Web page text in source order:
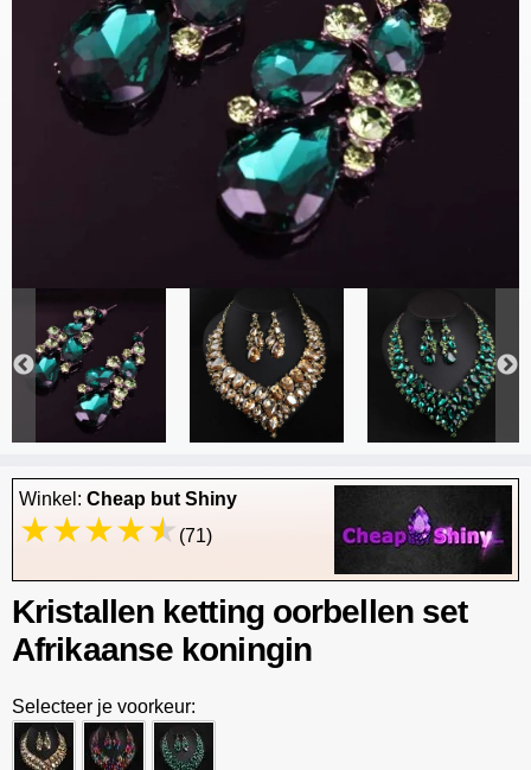
Winkel: Cheap but Shiny
(71)
Kristallen ketting oorbellen set
Afrikaanse koningin
Selecteer je voorkeur: